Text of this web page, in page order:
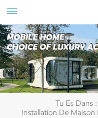
Tu Es Dans :
Installation De Maison